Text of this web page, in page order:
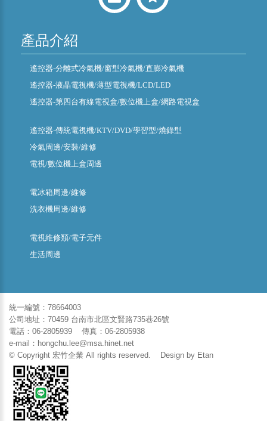
產品介紹
遙控器-分離式冷氣機/窗型冷氣機/直膨冷氣機
遙控器-液晶電視機/薄型電視機/LCD/LED
遙控器-第四台有線電視盒/數位機上盒/網路電視盒
遙控器-傳統電視機/KTV/DVD/學習型/燒錄型
冷氣周邊/安裝/維修
電視/數位機上盒周邊
電冰箱周邊/維修
洗衣機周邊/維修
電視維修類/電子元件
生活周邊
統一編號：78664003
公司地址：70459 台南市北區文賢路735巷26號
電話：06-2805939 傳真：06-2805938
e-mail：hongchu.lee@msa.hinet.net
© Copyright 宏竹企業 All rights reserved. Design by Etan